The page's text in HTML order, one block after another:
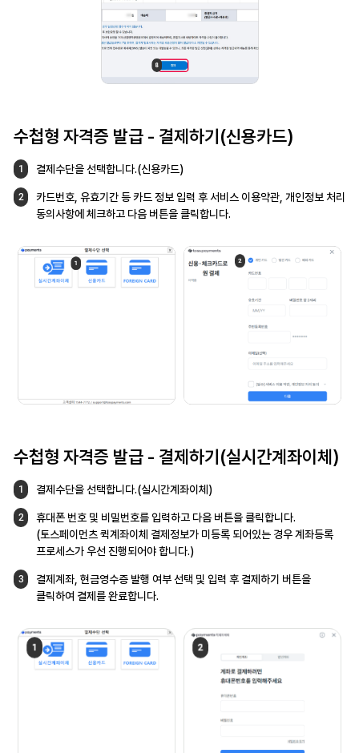
수첩형 자격증 발급 - 결제하기(신용카드)
1 결제수단을 선택합니다.(신용카드)
2 카드번호, 유효기간 등 카드 정보 입력 후서비스 이용약관, 개인정보 처리
동의사항에 체크하고 다음 버튼을 클릭합니다.
수첩형 자격증 발급 - 결제하기(실시간계좌이체)
1 결제수단을 선택합니다.(실시간계좌이체)
2 휴대폰 번호 및 비밀번호를 입력하고 다음 버튼을 클릭합니다.
(토스페이먼츠 퀵계좌이체 결제정보가 미등록 되어있는 경우 계좌등록
프로세스가 우선 진행되어야 합니다.)
3 결제계좌, 현금영수증 발행 여부 선택 및 입력 후 결제하기 버튼을
클릭하여 결제를 완료합니다.